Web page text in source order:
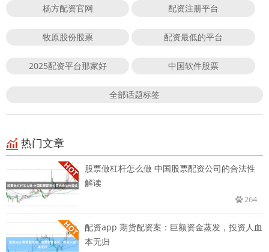
杨方配资官网 配资注册平台
牧原股份股票 配资最低的平台
2025配资平台那家好 中国软件股票
全部话题标签
热门文章
股票做杠杆怎么做 中国股票配资公司的合法性
解读
264
配资app 期货配资案：巨额资金蒸发，投资人血
本无归